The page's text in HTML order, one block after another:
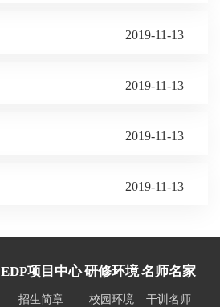
2019-11-13
2019-11-13
2019-11-13
2019-11-13
EDP项目中心
招生简章
研修环境
校园环境
名师名家
干训名师